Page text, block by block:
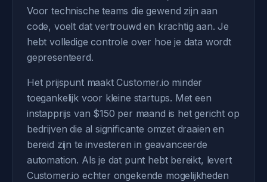
Voor technische teams die gewend zijn aan
code, voelt dat vertrouwd en krachtig aan. Je
hebt volledige controle over hoe je data wordt
gepresenteerd.
Het prijspunt maakt Customer.io minder
toegankelijk voor kleine startups. Met een
instapprijs van $150 per maand is het gericht op
bedrijven die al significante omzet draaien en
bereid zijn te investeren in geavanceerde
automation. Als je dat punt hebt bereikt, levert
Customer.io echter ongekende mogelijkheden